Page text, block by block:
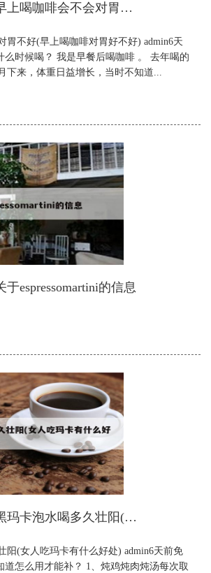
早上喝咖啡会不会对胃不好(早上喝咖啡对胃好不好)
胃不好(早上喝咖啡对胃好不好) admin6天
么时候喝？ 我是早餐后喝咖啡 。 去年喝的
下来，体重日益增长，当时不知道...
于espressomartini的信息
黑玛卡泡水喝多久壮阳(女人吃玛卡有什么好处)
阳(女人吃玛卡有什么好处) admin6天前免
道怎么用才能补？ 1、炖鸡炖肉炖汤每次取